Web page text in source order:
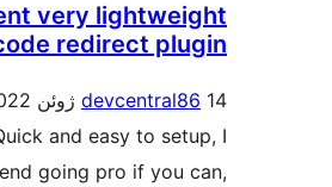
Excellent very
postcode redirect
Quick and easy to
recommend going pro if